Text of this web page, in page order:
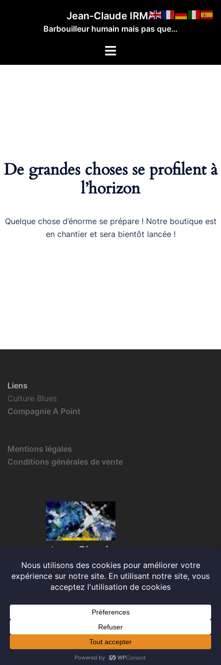
Jean-Claude IRMA
Barbouilleur humain mais pas que…
Ouvrir/fermer
De grandes choses se profilent à
l’horizon
Quelque chose d’énorme se prépare ! Notre boutique est
en chantier et sera bientôt lancée !
Liens
Culture Blues
Compagnie A Point
Mentions légales
Conditions générales de vente
© 2026 Jean-Claude IRMA. Fièrement propulsé par
Sydney